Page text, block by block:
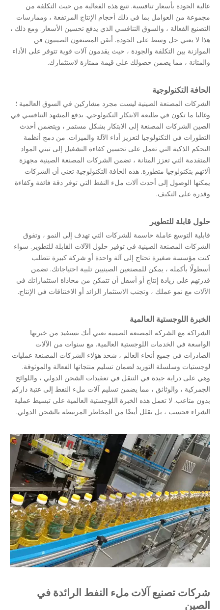
عالية الجودة بأسعار تنافسية. تنبع هذه الفعالية من حيث التكلفة من
مجموعة من العوامل بما في ذلك أحجام الإنتاج المرتفعة ، وممارسات
التصنيع الفعالة ، والسوق التنافسي الذي يدفع تحسين الأسعار. ومع ذلك ،
هذا لا يعني حل وسط على الجودة. أتقن المصنعون الصينيون فن
الموازنة بين التكلفة والجودة ، حيث يقدمون آلات قوية تتوفر على الأداء
والمتانة ، مما يضمن حصولك على قيمة ممتازة لاستثمارك.
الحافة التكنولوجية
الشركات المصنعة الصينية ليست مجرد مشاركين في السوق العالمية ؛
وغالبا ما تكون في طليعة الابتكار التكنولوجي. يدفع المشهد التنافسي في
الصين الشركات المصنعة إلى الابتكار بشكل مستمر ، ويتضمن أحدث
التطورات في التكنولوجيا لتعزيز أداء الآلة والميزات. من دمج أنظمة
التحكم الذكية التي تعمل على تحسين كفاءة التشغيل إلى تبني المواد
المتقدمة التي تعزز المتانة ، تضمن الشركات المصنعة الصينية مجهزة
آلاتهم بتكنولوجيا متطورة. هذه الحافة التكنولوجية تعني أن الشركات
يمكنها الوصول إلى أحدث آلات ملء النفط التي توفر دقة فائقة وكفاءة
وقدرة على التكيف.
حلول قابلة للتطوير
قابلية التوسع عاملة حاسمة للشركات التي تهدف إلى النمو ، وتفوق
الشركات المصنعة الصينية في توفير حلول الآلات القابلة للتطوير. سواء
كنت مؤسسة صغيرة تحتاج إلى آلة واحدة أو شركة كبيرة تتطلب
أسطولًا بأكمله ، يمكن للمصنعين الصينيين تلبية احتياجاتك. تضمن
قدرتهم على زيادة إنتاج أو أسفل أن تتمكن من محاذاة استثماراتك في
الآلات مع نمو عملك ، وتجنب الاستثمار الزائد أو الاختناقات في الإنتاج.
الخبرة اللوجستية العالمية
الشراكة مع الشركة المصنعة الصينية تعني أنك تستفيد من خبرتها
الواسعة في الخدمات اللوجستية العالمية. مع سنوات من الآلات
الصادرات في جميع أنحاء العالم ، شحذ هؤلاء الشركات المصنعة عمليات
لوجستيات وسلسلة التوريد لضمان تسليم منتجاتها الفعالة والموثوقة.
وهي على دراية جيدة في التنقل في تعقيدات الشحن الدولي ، واللوائح
الجمركية ، والوثائق ، مما يضمن تسليم آلات ملء النفط إلى عتبة داركم
بدون متاعب. لا تعمل هذه الخبرة اللوجستية العالمية على تبسيط عملية
الشراء فحسب ، بل تقلل أيضًا من المخاطر المرتبطة بالشحن الدولي.
شركات تصنيع آلات ملء النفط الرائدة في
الصين